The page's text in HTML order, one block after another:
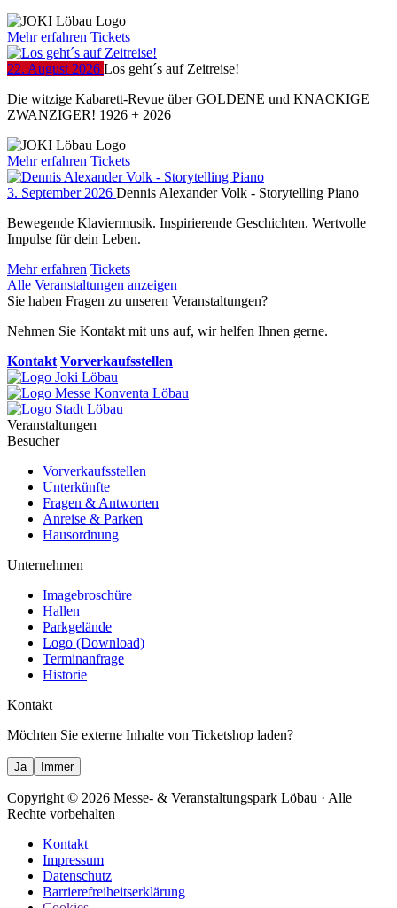
Mehr erfahren Tickets
22. August 2026 Los geht´s auf Zeitreise!
Die witzige Kabarett-Revue über GOLDENE und KNACKIGE
ZWANZIGER! 1926 + 2026
Mehr erfahren Tickets
3. September 2026 Dennis Alexander Volk - Storytelling Piano
Bewegende Klaviermusik. Inspirierende Geschichten. Wertvolle
Impulse für dein Leben.
Mehr erfahren Tickets
Alle Veranstaltungen anzeigen
Sie haben Fragen zu unseren Veranstaltungen?
Nehmen Sie Kontakt mit uns auf, wir helfen Ihnen gerne.
Kontakt Vorverkaufsstellen
Veranstaltungen
Besucher
Vorverkaufsstellen
Unterkünfte
Fragen & Antworten
Anreise & Parken
Hausordnung
Unternehmen
Imagebroschüre
Hallen
Parkgelände
Logo (Download)
Terminanfrage
Historie
Kontakt
Möchten Sie externe Inhalte von Ticketshop laden?
Ja Immer
Copyright© 2026 Messe- & Veranstaltungspark Löbau · Alle
Rechte vorbehalten
Kontakt
Impressum
Datenschutz
Barrierefreiheitserklärung